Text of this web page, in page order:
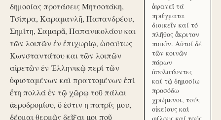
δημοσίας προτάσεις Μητσοτάκη,
Τσίπρα, Καραμανλῆ, Παπανδρέου,
Σημίτη, Σαμαρᾶ, Παπανικολάου και
τῶν λοιπῶν ἐν ἐπιχωρίῳ, ὡσαύτως
Κωνσταντάτου και τῶν λοιπῶν
αἱρετῶν ἐν Ἑλληνικῷ περί τῶν
ὑφισταμένων καὶ πραττομένων ἐπί
ἔτη πολλά ἐν τῷ χῶρῳ τοῦ πάλαι
ἀεροδρομίου, ὅ ἐστιν η πατρίς μου,
δέομαι θερμῶς δεῖξαι μοι ποῦ
ἀφανεῖ τά
πράγματα
διοικεῖν καί τό
πλῆθος ἄκριτον
ποιεῖν. Αὐτοί δέ
τῶν κοινῶν
πόρων
ἀπολαύοντες
καί τῷ δημοσίω
προσόδω
χρώμενοι, τούς
οἰκείους καὶ